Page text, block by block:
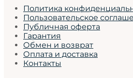
Политика
Пользовательское
Публичная оферта
Гарантия
Обмен и возврат
Оплата и доставка
Контакты